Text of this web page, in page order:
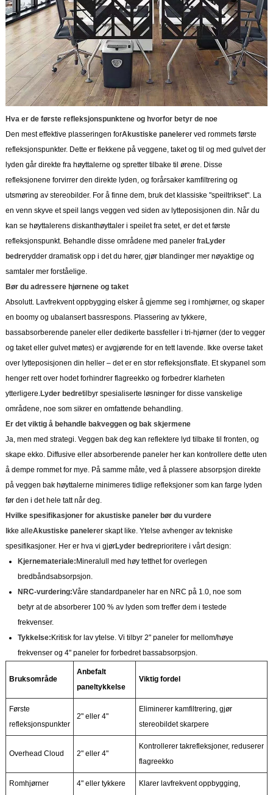
Hva er de første refleksjonspunktene og hvorfor betyr de noe
Den mest effektive plasseringen forAkustiske panelerer ved rommets første
refleksjonspunkter. Dette er flekkene på veggene, taket og til og med gulvet der
lyden går direkte fra høyttalerne og spretter tilbake til ørene. Disse
refleksjonene forvirrer den direkte lyden, og forårsaker kamfiltrering og
utsmøring av stereobilder. For å finne dem, bruk det klassiske "speiltrikset". La
en venn skyve et speil langs veggen ved siden av lytteposisjonen din. Når du
kan se høyttalerens diskanthøyttaler i speilet fra setet, er det et første
refleksjonspunkt. Behandle disse områdene med paneler fraLyder
bedrerydder dramatisk opp i det du hører, gjør blandinger mer nøyaktige og
samtaler mer forståelige.
Bør du adressere hjørnene og taket
Absolutt. Lavfrekvent oppbygging elsker å gjemme seg i romhjørner, og skaper
en boomy og ubalansert bassrespons. Plassering av tykkere,
bassabsorberende paneler eller dedikerte bassfeller i tri-hjørner (der to vegger
og taket eller gulvet møtes) er avgjørende for en tett lavende. Ikke overse taket
over lytteposisjonen din heller – det er en stor refleksjonsflate. Et skypanel som
henger rett over hodet forhindrer flagreekko og forbedrer klarheten
ytterligere. Lyder bedretilbyr spesialiserte løsninger for disse vanskelige
områdene, noe som sikrer en omfattende behandling.
Er det viktig å behandle bakveggen og bak skjermene
Ja, men med strategi. Veggen bak deg kan reflektere lyd tilbake til fronten, og
skape ekko. Diffusive eller absorberende paneler her kan kontrollere dette uten
å dempe rommet for mye. På samme måte, ved å plassere absorpsjon direkte
på veggen bak høyttalerne minimeres tidlige refleksjoner som kan farge lyden
før den i det hele tatt når deg.
Hvilke spesifikasjoner for akustiske paneler bør du vurdere
Ikke alleAkustiske panelerer skapt like. Ytelse avhenger av tekniske
spesifikasjoner. Her er hva vi gjørLyder bedreprioritere i vårt design:
Kjernemateriale:Mineralull med høy tetthet for overlegen
bredbåndsabsorpsjon.
NRC-vurdering:Våre standardpaneler har en NRC på 1.0, noe som
betyr at de absorberer 100 % av lyden som treffer dem i testede
frekvenser.
Tykkelse:Kritisk for lav ytelse. Vi tilbyr 2" paneler for mellom/høye
frekvenser og 4" paneler for forbedret bassabsorpsjon.
Bruksområde
Anbefalt
paneltykkelse
Viktig fordel
Første
refleksjonspunkter
2" eller 4"
Eliminerer kamfiltrering, gjør
stereobildet skarpere
Overhead Cloud 2" eller 4"
Kontrollerer takrefleksjoner, reduserer
flagreekko
Romhjørner
4" eller tykkere
Klarer lavfrekvent oppbygging,